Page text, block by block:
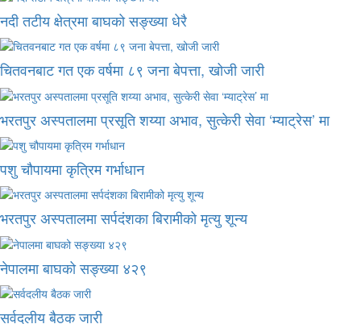
नदी तटीय क्षेत्रमा बाघको सङ्ख्या धेरै
चितवनबाट गत एक वर्षमा ८९ जना बेपत्ता, खोजी जारी
भरतपुर अस्पतालमा प्रसूति शय्या अभाव, सुत्केरी सेवा ‘म्याट्रेस’ मा
पशु चौपायमा कृत्रिम गर्भाधान
भरतपुर अस्पतालमा सर्पदंशका बिरामीको मृत्यु शून्य
नेपालमा बाघको सङ्ख्या ४२९
सर्वदलीय बैठक जारी